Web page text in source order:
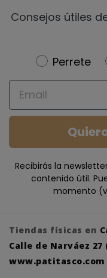
Consejos útiles
Newsletter
Perrete
Email
Recibirás la
contenido útil.
momento
Tiendas físicas en
Calle de Narváez
www.patitasco.com